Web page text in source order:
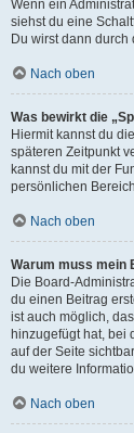
Wenn ein
siehst du eine
Du wirst dann
Nach oben
Was bewirkt die
Hiermit kannst du
späteren Zeitpunkt
kannst du mit der
persönlichen
Nach oben
Warum muss mein
Die Board-
du einen Beitrag
ist auch möglich,
hinzugefügt hat, bei
auf der Seite
du weitere
Nach oben